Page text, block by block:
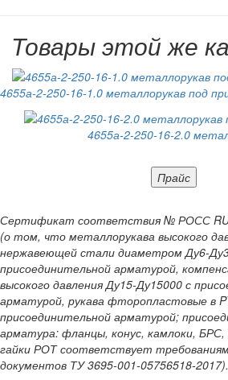
Товары этой же
4655а-2-250-16-1.0 металлорукав под
4655а-2-250-16-2.0
Прайс
Сертификат соответствия № РОСС RU
(о том, что металлорукава высокого
нержавеющей стали диаметром Ду6-
присоединительной арматурой,
высокого давления Ду15-Ду15000 с
арматурой, рукава фторопластовые в
присоединительной арматурой;
арматура: фланцы, конус, камлоки, БРС,
гайки РОТ соответствует
документов ТУ 3695-001-05756518-2017).